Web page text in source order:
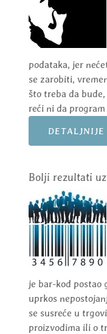
podataka, jer
se zarobiti,
što treba da
reći ni da
DETALJNIJE
Bolji rezultati
je bar-kod postao
uprkos
se susreće u
proizvodima ili o